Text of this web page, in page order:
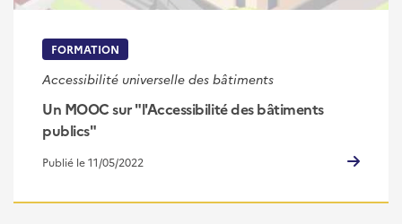
FORMATION
Accessibilité universelle des bâtiments
Un MOOC sur "l'Accessibilité des bâtiments
publics"
Publié le 11/05/2022